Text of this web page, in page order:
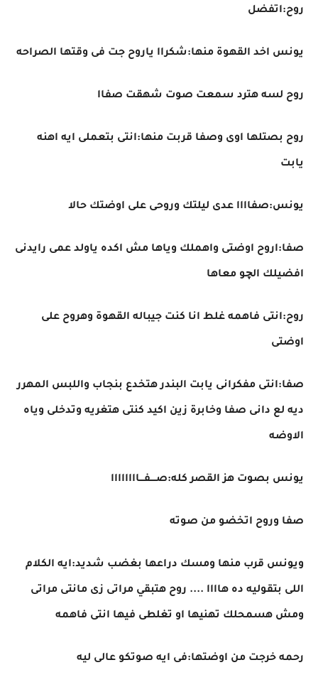
روح:اتفضل
يونس اخد القهوة منها:شكراا ياروح جت فى وقتها الصراحه
روح لسه هترد سمعت صوت شهقت صفاا
روح بصتلها اوى وصفا قربت منها:انتى بتعملى ايه اهنه
يابت
يونس:صفاااا عدى ليلتك وروحى على اوضتك حالا
صفا:اروح اوضتى واهملك وياها مش اكده ياولد عمى رايدنى
افضيلك الچو معاها
روح:انتى فاهمه غلط انا كنت جيباله القهوة وهروح على
اوضتى
صفا:انتى مفكرانى يابت البندر هتخدع بنجاب واللبس المهرر
ديه لع دانى صفا وخابرة زين اكيد كنتى هتغريه وتدخلى وياه
الاوضه
يونس بصوت هز القصر كله:صــــفـــاااااااا
صفا وروح اتخضو من صوته
ويونس قرب منها ومسك دراعها بغضب شديد:ايه الكلام
اللى بتقوليه ده هاااا .... روح هتبقي مراتى زى مانتى مراتى
ومش هسمحلك تهنيها او تغلطى فيها انتى فاهمه
رحمه خرجت من اوضتها:فى ايه صوتكو عالى ليه